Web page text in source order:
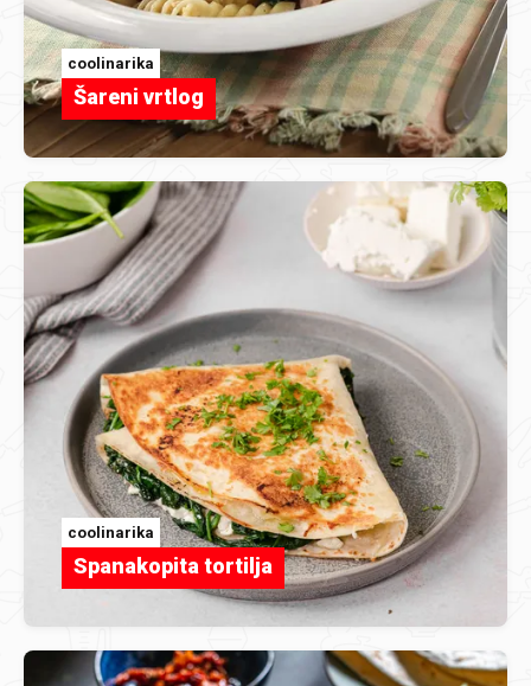
coolinarika
Šareni vrtlog
coolinarika
Spanakopita tortilja